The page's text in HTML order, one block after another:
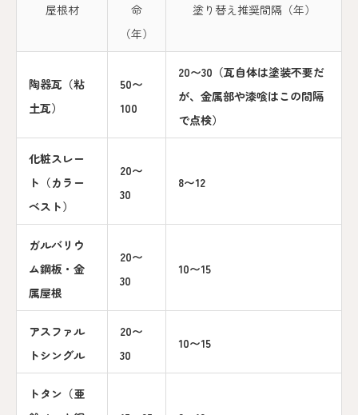
屋根材
命
（年）
塗り替え推奨間隔（年）
陶器瓦（粘
土瓦）
50〜
100
20〜30（瓦自体は塗装不要だ
が、金属部や漆喰はこの間隔
で点検）
化粧スレー
ト（カラー
ベスト）
20〜
30
8〜12
ガルバリウ
ム鋼板・金
属屋根
20〜
30
10〜15
アスファル
トシングル
20〜
30
10〜15
トタン（亜